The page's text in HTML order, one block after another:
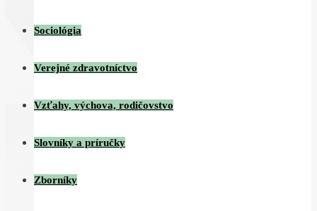
Sociológia
Verejné zdravotníctvo
Vzťahy, výchova, rodičovstvo
Slovníky a príručky
Zborníky